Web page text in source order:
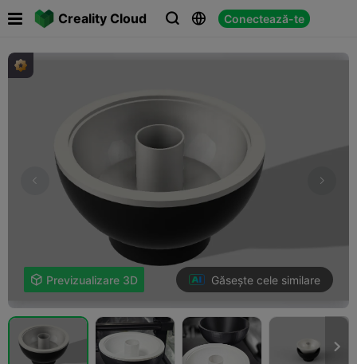
Creality Cloud   Conectează-te
 
 Previzualizare 3D Găsește cele similare
